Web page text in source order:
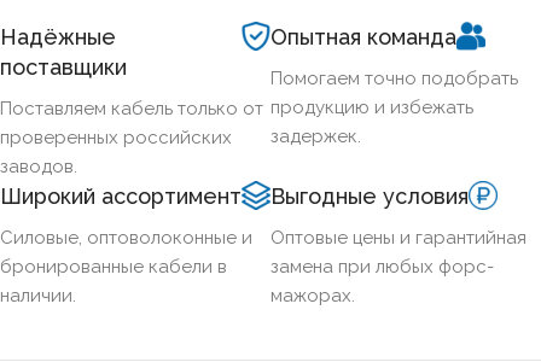
Надёжные
поставщики
Поставляем кабель только от
проверенных российских
заводов.
Опытная команда
Помогаем точно подобрать
продукцию и избежать
задержек.
Широкий ассортимент
Силовые, оптоволоконные и
бронированные кабели в
наличии.
Выгодные условия
Оптовые цены и гарантийная
замена при любых форс-
мажорах.